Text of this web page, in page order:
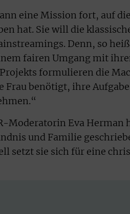
eine Mission fort, auf
hat. Sie will die
Denn, so
fairen Umgang mit
formulieren die
benötigt, ihre
Moderatorin Eva Herman
und Familie
setzt sie sich für eine